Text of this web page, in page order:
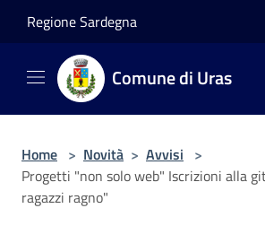
Regione Sardegna
Comune di Uras
Home > Novità > Avvisi >
Progetti "non solo web" Iscrizioni alla
ragazzi ragno"